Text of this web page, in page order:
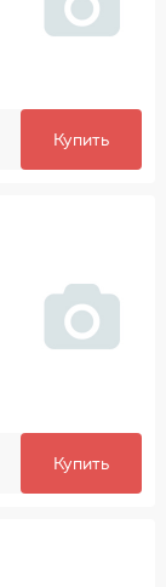
Купить
Купить